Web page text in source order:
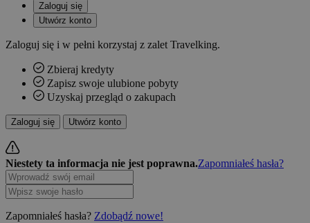
Zaloguj się
Utwórz konto
Zaloguj się i w pełni korzystaj z zalet Travelking.
Zbieraj kredyty
Zapisz swoje ulubione pobyty
Uzyskaj przegląd o zakupach
Zaloguj się Utwórz konto
Niestety ta informacja nie jest poprawna.Zapomniałeś hasła?
Zapomniałeś hasła? Zdobądź nowe!